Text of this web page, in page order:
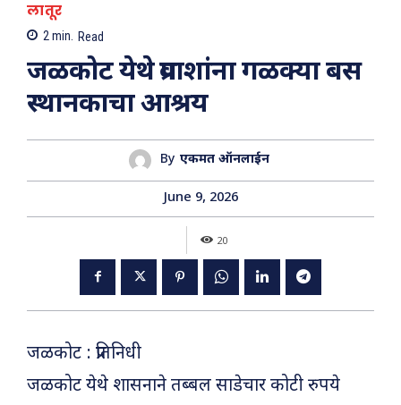
लातूर
2min. Read
जळकोट येथे प्रवाशांना गळक्या बस
स्थानकाचा आश्रय
By एकमत ऑनलाईन
June 9, 2026
20
जळकोट : प्रतिनिधी
जळकोट येथे शासनाने तब्बल साडेचार कोटी रुपये